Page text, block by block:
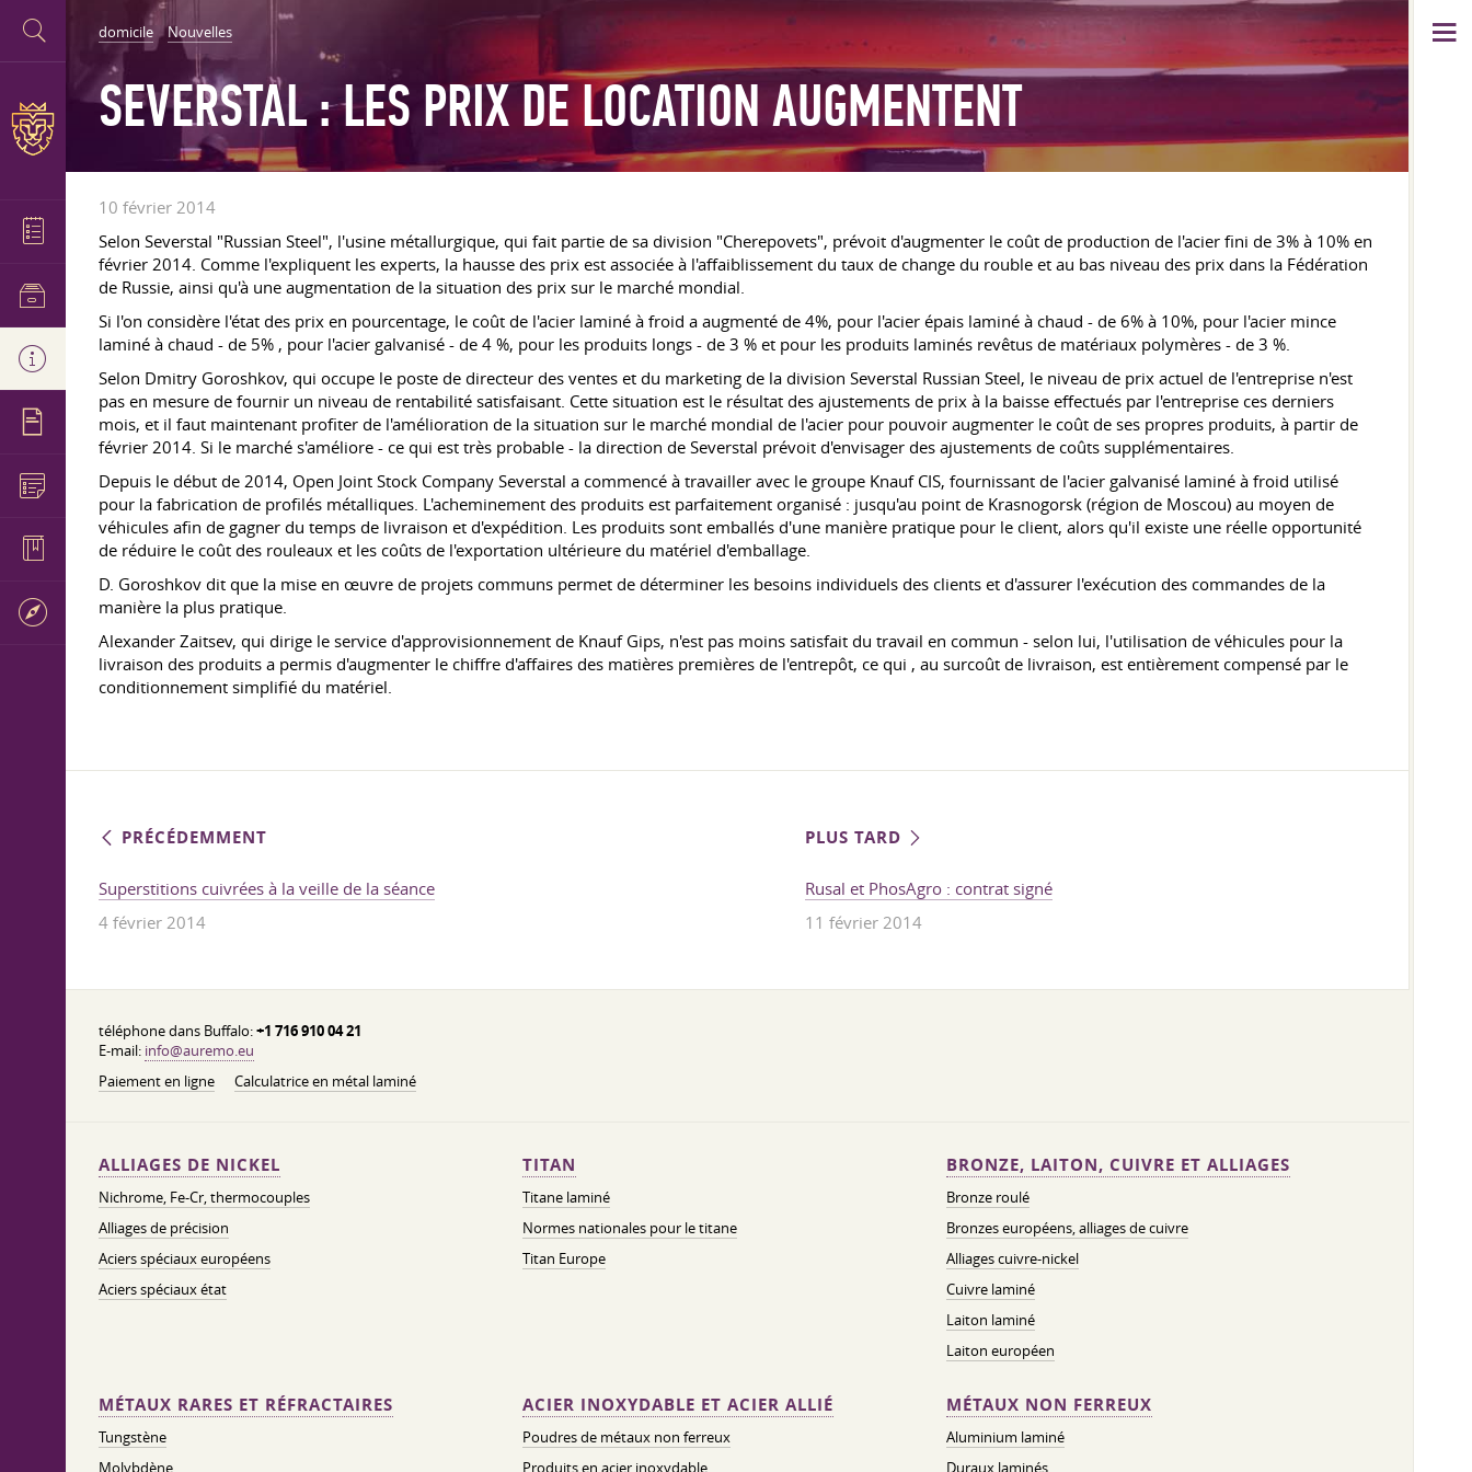
domicile Nouvelles
SEVERSTAL : LES PRIX DE LOCATION AUGMENTENT
10 février 2014
Selon Severstal "Russian Steel", l'usine métallurgique, qui fait partie de sa division "Cherepovets", prévoit d'augmenter le coût de production de l'acier fini de 3% à 10% en
février 2014. Comme l'expliquent les experts, la hausse des prix est associée à l'affaiblissement du taux de change du rouble et au bas niveau des prix dans la Fédération
de Russie, ainsi qu'à une augmentation de la situation des prix sur le marché mondial.
Si l'on considère l'état des prix en pourcentage, le coût de l'acier laminé à froid a augmenté de 4%, pour l'acier épais laminé à chaud - de 6% à 10%, pour l'acier mince
laminé à chaud - de 5% , pour l'acier galvanisé - de 4 %, pour les produits longs - de 3 % et pour les produits laminés revêtus de matériaux polymères - de 3 %.
Selon Dmitry Goroshkov, qui occupe le poste de directeur des ventes et du marketing de la division Severstal Russian Steel, le niveau de prix actuel de l'entreprise n'est
pas en mesure de fournir un niveau de rentabilité satisfaisant. Cette situation est le résultat des ajustements de prix à la baisse effectués par l'entreprise ces derniers
mois, et il faut maintenant profiter de l'amélioration de la situation sur le marché mondial de l'acier pour pouvoir augmenter le coût de ses propres produits, à partir de
février 2014. Si le marché s'améliore - ce qui est très probable - la direction de Severstal prévoit d'envisager des ajustements de coûts supplémentaires.
Depuis le début de 2014, Open Joint Stock Company Severstal a commencé à travailler avec le groupe Knauf CIS, fournissant de l'acier galvanisé laminé à froid utilisé
pour la fabrication de profilés métalliques. L'acheminement des produits est parfaitement organisé : jusqu'au point de Krasnogorsk (région de Moscou) au moyen de
véhicules afin de gagner du temps de livraison et d'expédition. Les produits sont emballés d'une manière pratique pour le client, alors qu'il existe une réelle opportunité
de réduire le coût des rouleaux et les coûts de l'exportation ultérieure du matériel d'emballage.
D. Goroshkov dit que la mise en œuvre de projets communs permet de déterminer les besoins individuels des clients et d'assurer l'exécution des commandes de la
manière la plus pratique.
Alexander Zaitsev, qui dirige le service d'approvisionnement de Knauf Gips, n'est pas moins satisfait du travail en commun - selon lui, l'utilisation de véhicules pour la
livraison des produits a permis d'augmenter le chiffre d'affaires des matières premières de l'entrepôt, ce qui , au surcoût de livraison, est entièrement compensé par le
conditionnement simplifié du matériel.
PRÉCÉDEMMENT
Superstitions cuivrées à la veille de la séance
4 février 2014
PLUS TARD
Rusal et PhosAgro : contrat signé
11 février 2014
téléphone dans Buffalo:+1 716 910 04 21
E-mail: info@auremo.eu
Paiement en ligne
Calculatrice en métal laminé
ALLIAGES DE NICKEL
Nichrome, Fe-Cr, thermocouples
Alliages de précision
Aciers spéciaux européens
Aciers spéciaux état
TITAN
Titane laminé
Normes nationales pour le titane
Titan Europe
BRONZE, LAITON, CUIVRE ET ALLIAGES
Bronze roulé
Bronzes européens, alliages de cuivre
Alliages cuivre-nickel
Cuivre laminé
Laiton laminé
Laiton européen
MÉTAUX RARES ET RÉFRACTAIRES
Tungstène
Molybdène
ACIER INOXYDABLE ET ACIER ALLIÉ
Poudres de métaux non ferreux
Produits en acier inoxydable
MÉTAUX NON FERREUX
Aluminium laminé
Duraux laminés